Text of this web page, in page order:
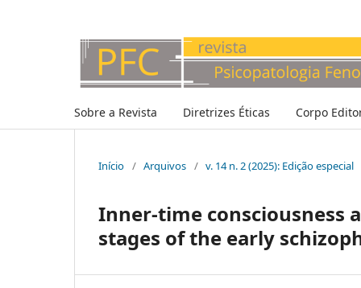
Sobre a Revista Diretrizes Éticas Corpo
Início / Arquivos / v. 14 n. 2 (2025): Edição especial
Inner-time consciousness
stages of the early